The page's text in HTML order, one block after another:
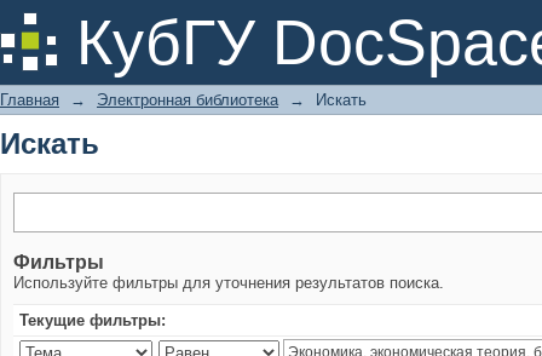
КубГУ
Искать
Главная → Электронная библиотека → Искать
Искать
Фильтры
Используйте фильтры для уточнения результатов поиска.
Текущие фильтры: